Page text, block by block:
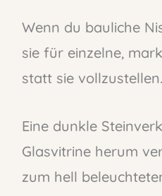
Wenn du bauliche
sie für einzelne,
statt sie vollzustellen.
Eine dunkle
Glasvitrine herum
zum hell